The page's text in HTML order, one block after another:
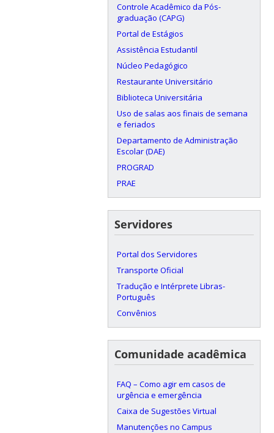
Controle Acadêmico da Pós-
graduação (CAPG)
Portal de Estágios
Assistência Estudantil
Núcleo Pedagógico
Restaurante Universitário
Biblioteca Universitária
Uso de salas aos finais de semana
e feriados
Departamento de Administração
Escolar (DAE)
PROGRAD
PRAE
Servidores
Portal dos Servidores
Transporte Oficial
Tradução e Intérprete Libras-
Português
Convênios
Comunidade acadêmica
FAQ – Como agir em casos de
urgência e emergência
Caixa de Sugestões Virtual
Manutenções no Campus